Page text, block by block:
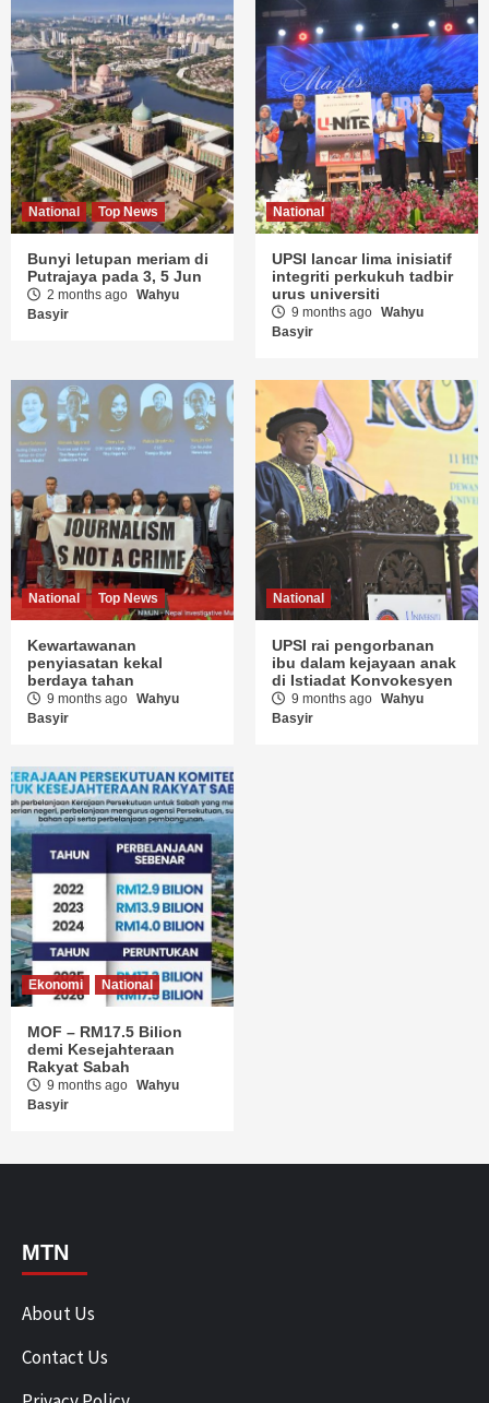
National Top News
Bunyi letupan meriam di
Putrajaya pada 3, 5 Jun
2 months ago Wahyu
Basyir
National
UPSI lancar lima inisiatif
integriti perkukuh tadbir
urus universiti
9 months ago Wahyu
Basyir
National Top News
Kewartawanan
penyiasatan kekal
berdaya tahan
9 months ago Wahyu
Basyir
National
UPSI rai pengorbanan
ibu dalam kejayaan anak
di Istiadat Konvokesyen
9 months ago Wahyu
Basyir
Ekonomi National
MOF – RM17.5 Bilion
demi Kesejahteraan
Rakyat Sabah
9 months ago Wahyu
Basyir
MTN
About Us
Contact Us